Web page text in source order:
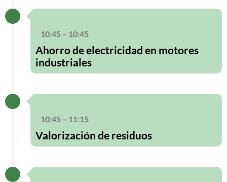
10:45 – 10:45
Ahorro de electricidad en motores
industriales
10:45 – 11:15
Valorización de residuos